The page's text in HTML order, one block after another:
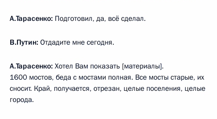
А.Тарасенко: Подготовил, да, всё сделал.
В.Путин: Отдадите мне сегодня.
А.Тарасенко: Хотел Вам показать [материалы].
1600 мостов, беда с мостами полная. Все мосты старые, их
сносит. Край, получается, отрезан, целые поселения, целые
города.